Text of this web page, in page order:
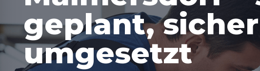
geplant, sicher
umgesetzt